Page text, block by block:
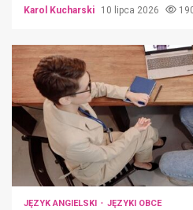
Karol Kucharski 10 lipca 2026
JĘZYK ANGIELSKI JĘZYKI OBCE